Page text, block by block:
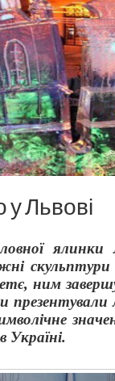
Львові
скульптури
ним
Україні.